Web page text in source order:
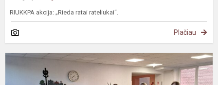
RIUKKPA akcija: „Rieda ratai rateliukai“.
Plačiau